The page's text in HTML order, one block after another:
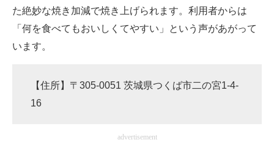
た絶妙な焼き加減で焼き上げられます。利用者からは
「何を食べてもおいしくてやすい」という声があがって
います。
【住所】〒305-0051 茨城県つくば市二の宮1-4-
16
advertisement